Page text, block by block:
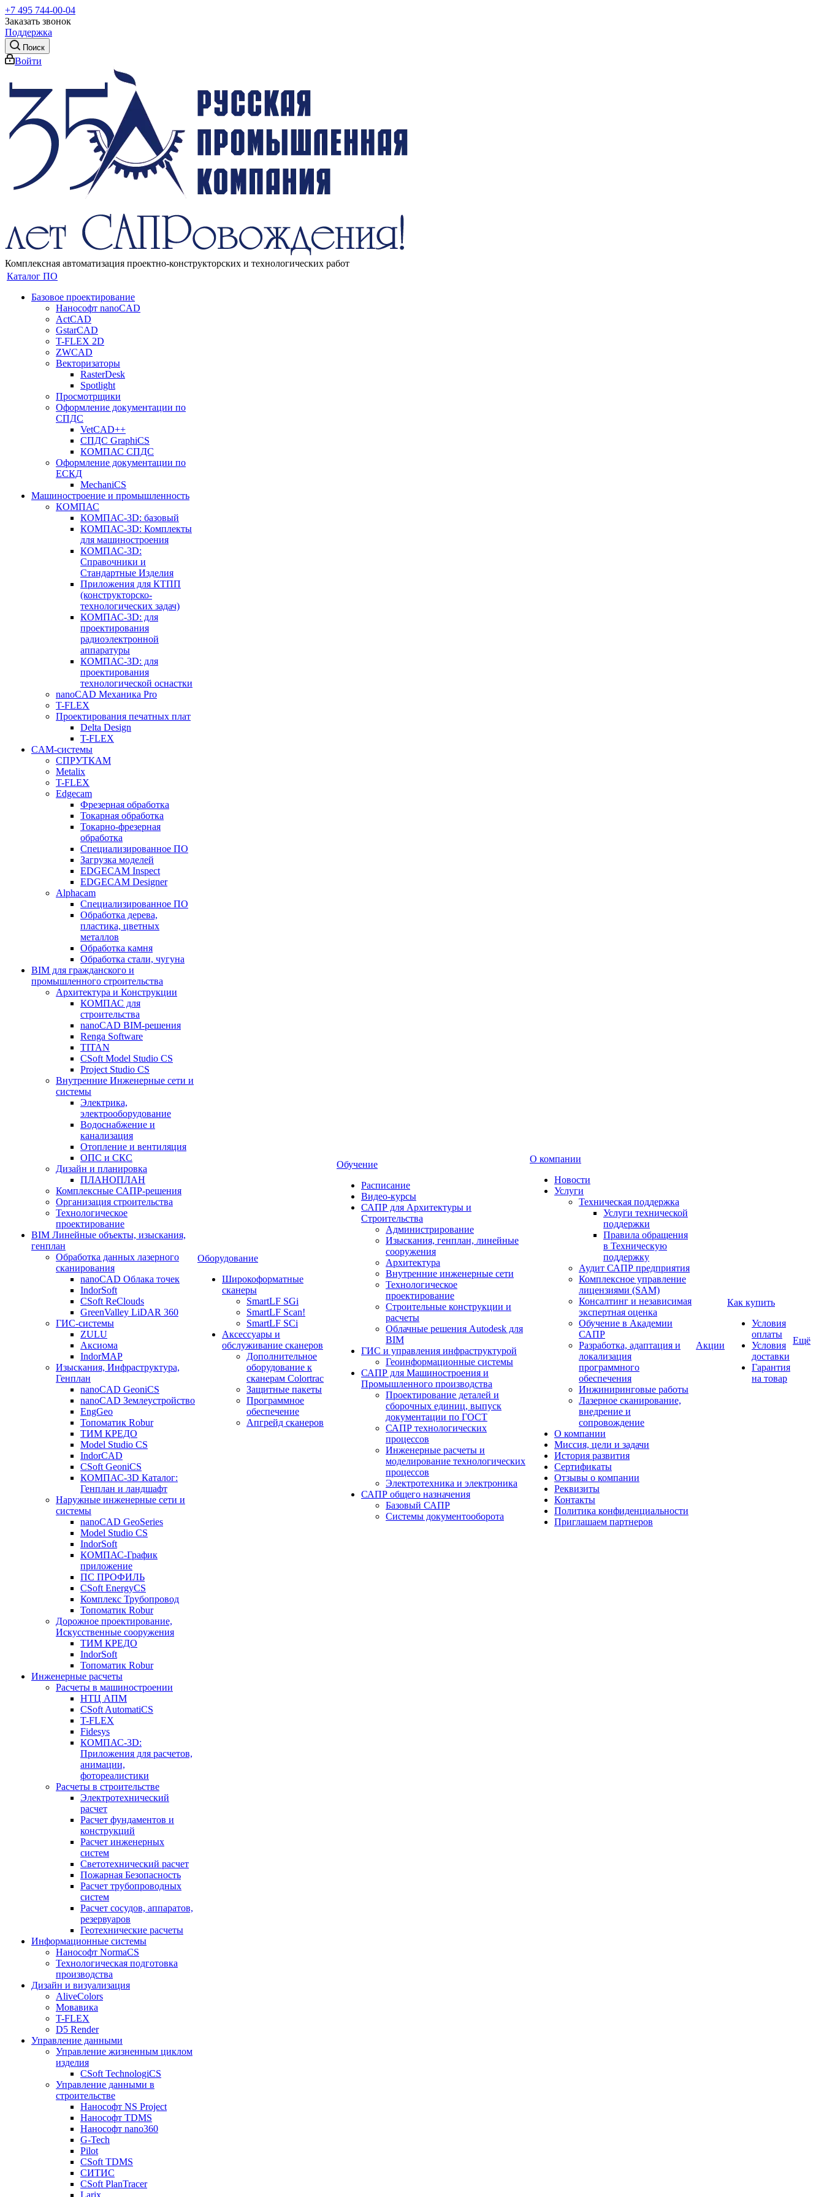
+7 495 744-00-04
Заказать звонок
Поддержка
Поиск
Войти
Комплексная автоматизация проектно-конструкторских и технологических работ
Каталог ПО
Базовое проектирование
Нанософт nanoCAD
ActCAD
GstarCAD
T-FLEX 2D
ZWCAD
Векторизаторы
RasterDesk
Spotlight
Просмотрщики
Оформление документации по
СПДС
VetCAD++
СПДС GraphiCS
КОМПАС СПДС
Оформление документации по
ЕСКД
MechaniCS
Машиностроение и промышленность
КОМПАС
КОМПАС-3D: базовый
КОМПАС-3D: Комплекты
для машиностроения
КОМПАС-3D:
Справочники и
Стандартные Изделия
Приложения для КТПП
(конструкторско-
технологических задач)
КОМПАС-3D: для
проектирования
радиоэлектронной
аппаратуры
КОМПАС-3D: для
проектирования
технологической оснастки
nanoCAD Механика Pro
T-FLEX
Проектирования печатных плат
Delta Design
T-FLEX
CAM-системы
СПРУТКAM
Metalix
T-FLEX
Edgecam
Фрезерная обработка
Токарная обработка
Токарно-фрезерная
обработка
Специализированное ПО
Загрузка моделей
EDGECAM Inspect
EDGECAM Designer
Alphacam
Специализированное ПО
Обработка дерева,
пластика, цветных
металлов
Обработка камня
Обработка стали, чугуна
BIM для гражданского и
промышленного строительства
Архитектура и Конструкции
КОМПАС для
строительства
nanoCAD BIM-решения
Renga Software
TITAN
CSoft Model Studio CS
Project Studio CS
Внутренние Инженерные сети и
системы
Электрика,
электрооборудование
Водоснабжение и
канализация
Отопление и вентиляция
ОПС и СКС
Дизайн и планировка
ПЛАНОПЛАН
Комплексные САПР-решения
Организация строительства
Технологическое
проектирование
BIM Линейные объекты, изыскания,
генплан
Обработка данных лазерного
сканирования
nanoCAD Облака точек
IndorSoft
CSoft ReClouds
GreenValley LiDAR 360
ГИС-системы
ZULU
Аксиома
IndorMAP
Изыскания, Инфраструктура,
Генплан
nanoCAD GeoniCS
nanoCAD Землеустройство
EngGeo
Топоматик Robur
ТИМ КРЕДО
Model Studio CS
IndorCAD
CSoft GeoniCS
КОМПАС-3D Каталог:
Генплан и ландшафт
Наружные инженерные сети и
системы
nanoCAD GeoSeries
Model Studio CS
IndorSoft
КОМПАС-График
приложение
ПС ПРОФИЛЬ
CSoft EnergyCS
Комплекс Трубопровод
Топоматик Robur
Дорожное проектирование,
Искусственные сооружения
ТИМ КРЕДО
IndorSoft
Топоматик Robur
Инженерные расчеты
Расчеты в машиностроении
НТЦ АПМ
CSoft AutomatiCS
T-FLEX
Fidesys
КОМПАС-3D:
Приложения для расчетов,
анимации,
фотореалистики
Расчеты в строительстве
Электротехнический
расчет
Расчет фундаментов и
конструкций
Расчет инженерных
систем
Светотехнический расчет
Пожарная Безопасность
Расчет трубопроводных
систем
Расчет сосудов, аппаратов,
резервуаров
Геотехнические расчеты
Информационные системы
Нанософт NormaCS
Технологическая подготовка
производства
Дизайн и визуализация
AliveColors
Мовавика
T-FLEX
D5 Render
Управление данными
Управление жизненным циклом
изделия
CSoft TechnologiCS
Управление данными в
строительстве
Нанософт NS Project
Нанософт TDMS
Нанософт nano360
G-Tech
Pilot
CSoft TDMS
СИТИС
CSoft PlanTracer
Larix
Оборудование
Широкоформатные
сканеры
SmartLF SGi
SmartLF Scan!
SmartLF SCi
Аксессуары и
обслуживание сканеров
Дополнительное
оборудование к
сканерам Colortrac
Защитные пакеты
Программное
обеспечение
Апгрейд сканеров
Обучение
Расписание
Видео-курсы
САПР для Архитектуры и
Строительства
Администрирование
Изыскания, генплан, линейные
сооружения
Архитектура
Внутренние инженерные сети
Технологическое
проектирование
Строительные конструкции и
расчеты
Облачные решения Autodesk для
BIM
ГИС и управления инфраструктурой
Геоинформационные системы
САПР для Машиностроения и
Промышленного производства
Проектирование деталей и
сборочных единиц, выпуск
документации по ГОСТ
САПР технологических
процессов
Инженерные расчеты и
моделирование технологических
процессов
Электротехника и электроника
САПР общего назначения
Базовый САПР
Системы документооборота
О компании
Новости
Услуги
Техническая поддержка
Услуги технической
поддержки
Правила обращения
в Техническую
поддержку
Аудит САПР предприятия
Комплексное управление
лицензиями (SAM)
Консалтинг и независимая
экспертная оценка
Обучение в Академии
САПР
Разработка, адаптация и
локализация
программного
обеспечения
Инжиниринговые работы
Лазерное сканирование,
внедрение и
сопровождение
О компании
Миссия, цели и задачи
История развития
Сертификаты
Отзывы о компании
Реквизиты
Контакты
Политика конфиденциальности
Приглашаем партнеров
Акции
Как купить
Условия
оплаты
Условия
доставки
Гарантия
на товар
Ещё